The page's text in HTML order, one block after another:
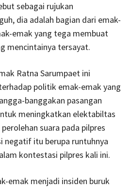
sebagai rujukan
dia adalah bagian dari emak-
emak yang tega membuat
mencintainya tersayat.
Ratna Sarumpaet ini
politik emak-emak yang
banggakan pasangan
meningkatkan elektabiltas
suara pada pilpres
negatif itu berupa runtuhnya
kontestasi pilpres kali ini.
emak menjadi insiden buruk